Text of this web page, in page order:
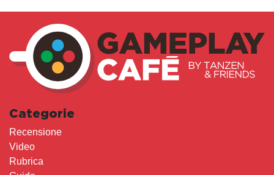
Categorie
Recensione
Video
Rubrica